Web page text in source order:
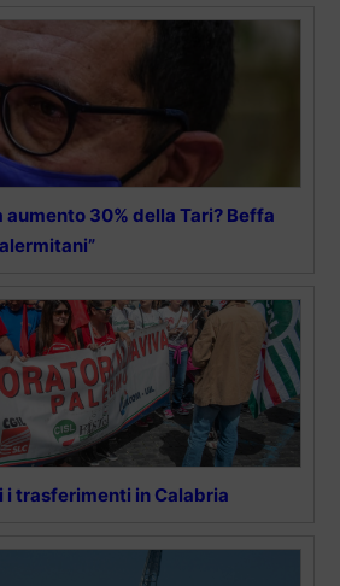
aumento 30% della Tari? Beffa
trasferimenti in Calabria